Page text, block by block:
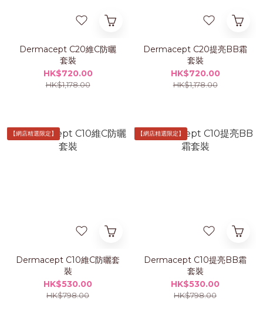
Dermacept C20維C防曬
套裝
HK$720.00
HK$1,178.00
Dermacept C20提亮BB霜
套裝
HK$720.00
HK$1,178.00
【網店精選限定】
Dermacept C10維C防曬套
裝
HK$530.00
HK$798.00
【網店精選限定】
Dermacept C10提亮BB霜
套裝
HK$530.00
HK$798.00